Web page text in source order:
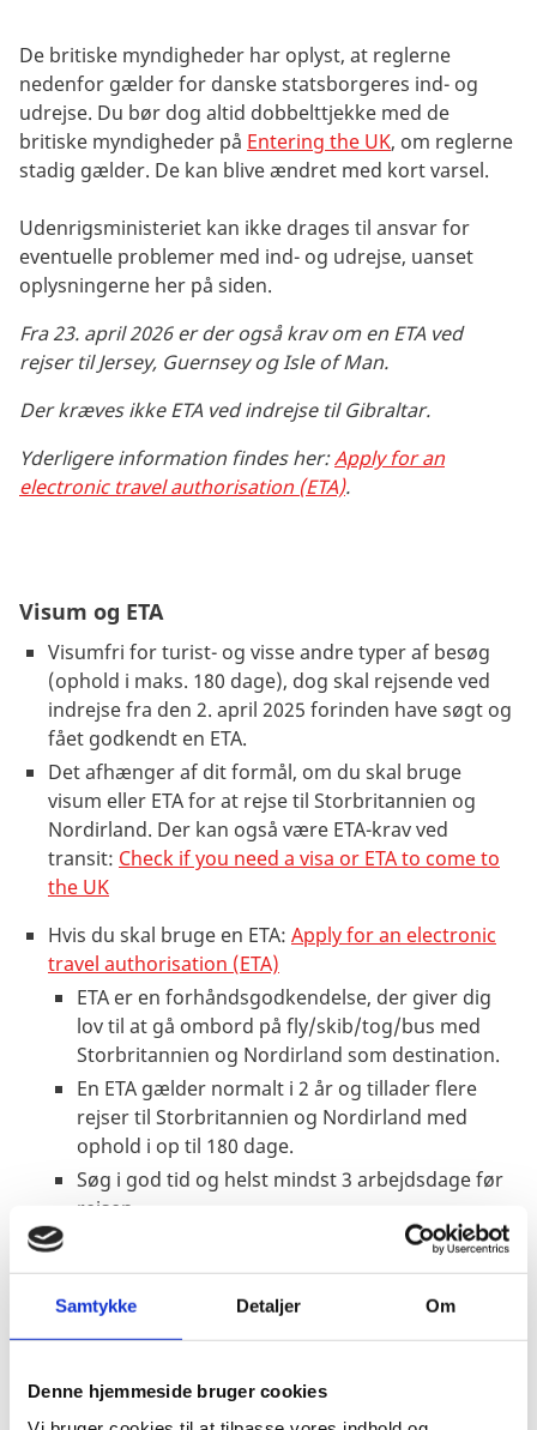
Samtykke Detaljer Om
Denne hjemmeside bruger cookies
De britiske myndigheder har oplyst, at reglerne
nedenfor gælder for danske statsborgeres ind- og
udrejse. Du bør dog altid dobbelttjekke med de
britiske myndigheder på Entering the UK, om reglerne
stadig gælder. De kan blive ændret med kort varsel.
Udenrigsministeriet kan ikke drages til ansvar for
eventuelle problemer med ind- og udrejse, uanset
oplysningerne her på siden.
Fra 23. april 2026 er der også krav om en ETA ved
rejser til Jersey, Guernsey og Isle of Man.
Der kræves ikke ETA ved indrejse til Gibraltar.
Yderligere information findes her:Apply for an
electronic travel authorisation (ETA).
Visum og ETA
Visumfri for turist- og visse andre typer af besøg
(ophold i maks. 180 dage), dog skal rejsende ved
indrejse fra den 2. april 2025 forinden have søgt og
fået godkendt en ETA.
Det afhænger af dit formål, om du skal bruge
visum eller ETA for at rejse til Storbritannien og
Nordirland. Der kan også være ETA-krav ved
transit: Check if you need a visa or ETA to come to
the UK
Hvis du skal bruge en ETA: Apply for an electronic
travel authorisation (ETA)
ETA er en forhåndsgodkendelse, der giver dig
lov til at gå ombord på fly/skib/tog/bus med
Storbritannien og Nordirland som destination.
En ETA gælder normalt i 2 år og tillader flere
rejser til Storbritannien og Nordirland med
ophold i op til 180 dage.
Søg i god tid og helst mindst 3 arbejdsdage før
rejsen.
De britiske myndigheder anbefaler, at du søger
via deres app, UK ETA. Hvis du ikke har mulighed
for at bruge appen, kan du ansøge online:
Ved tvivlsspørgsmål eller behov for yderligere
vejledning i forhold til ansøgning om ETA,